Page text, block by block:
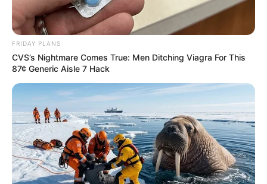
FRIDAY PLANS
CVS’s Nightmare Comes True: Men Ditching Viagra For This
87¢ Generic Aisle 7 Hack